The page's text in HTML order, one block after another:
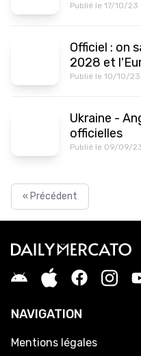
Publié le 17/10/23
Officiel : on
2028 et
Publié le 10/10/23
Ukraine -
officielles
Publié le 09/09/
« Précédent
NAVIGATION
Mentions légales